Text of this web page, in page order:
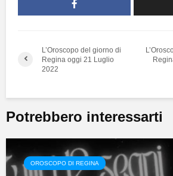
L’Oroscopo del giorno di
Regina oggi 21 Luglio
2022
Potrebbero interessarti
OROSCOPO DI REGINA